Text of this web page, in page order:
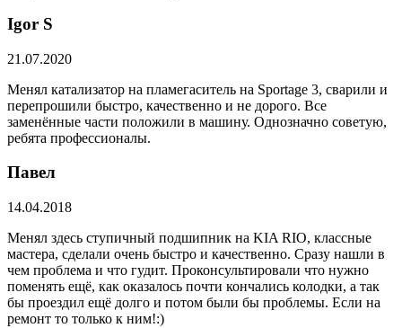
​Igor S
21.07.2020
Менял катализатор на пламегаситель на Sportage 3, сварили и
перепрошили быстро, качественно и не дорого. Все
заменённые части положили в машину. Однозначно советую,
ребята профессионалы.
Павел
14.04.2018
Менял здесь ступичный подшипник на KIA RIO, классные
мастера, сделали очень быстро и качественно. Сразу нашли в
чем проблема и что гудит. Проконсультировали что нужно
поменять ещё, как оказалось почти кончались колодки, а так
бы проездил ещё долго и потом были бы проблемы. Если на
ремонт то только к ним!:)